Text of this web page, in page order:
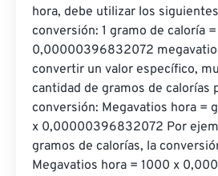
hora, debe utilizar los
conversión: 1 gramo de caloría =
0,00000396832072
convertir un valor específico,
cantidad de gramos de calorías
conversión: Megavatios hora =
x 0,00000396832072 Por
gramos de calorías, la
Megavatios hora = 1000 x